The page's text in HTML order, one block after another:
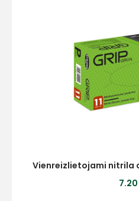
Vienreizlietojami nitrila